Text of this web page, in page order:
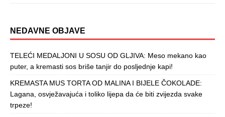
NEDAVNE OBJAVE
TELEĆI MEDALJONI U SOSU OD GLJIVA: Meso mekano kao
puter, a kremasti sos briše tanjir do posljednje kapi!
KREMASTA MUS TORTA OD MALINA I BIJELE ČOKOLADE:
Lagana, osvježavajuća i toliko lijepa da će biti zvijezda svake
trpeze!